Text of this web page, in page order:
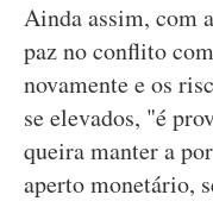
Ainda assim, com
paz no conflito
novamente e os
se elevados, "é
queira manter a
aperto monetário,